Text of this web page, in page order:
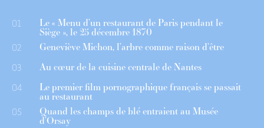
01 Le « Menu d’un restaurant de Paris pendant le
Siège », le 25 décembre 1870
02 Geneviève Michon, l’arbre comme raison d’être
03 Au cœur de la cuisine centrale de Nantes
04 Le premier film pornographique français se passait
au restaurant
05 Quand les champs de blé entraient au Musée
d’Orsay